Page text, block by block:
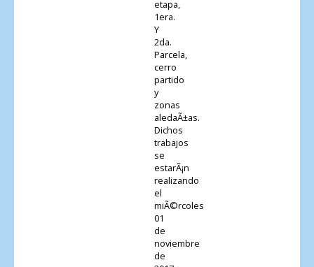
etapa,
1era.
Y
2da.
Parcela,
cerro
partido
y
zonas
aledaÃ±as.
Dichos
trabajos
se
estarÃ¡n
realizando
el
miÃ©rcoles
01
de
noviembre
de